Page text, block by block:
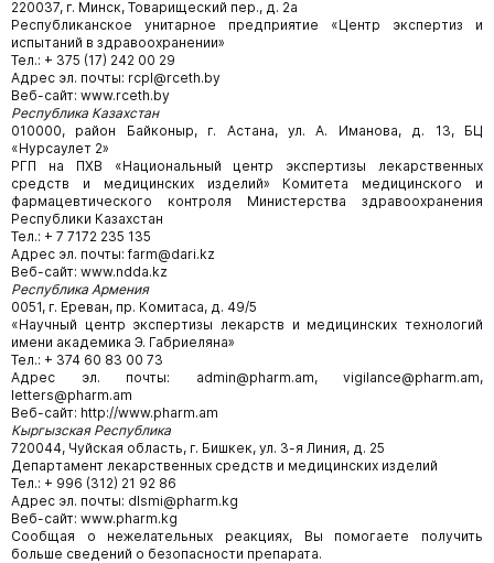
220037, г. Минск, Товарищеский пер., д. 2а
Республиканское унитарное предприятие «Центр экспертиз и
испытаний в здравоохранении»
Тел.: + 375 (17) 242 00 29
Адрес эл. почты: rcpl@rceth.by
Веб-сайт: www.rceth.by
Республика Казахстан
010000, район Байконыр, г. Астана, ул. А. Иманова, д. 13, БЦ
«Нурсаулет 2»
РГП на ПХВ «Национальный центр экспертизы лекарственных
средств и медицинских изделий» Комитета медицинского и
фармацевтического контроля Министерства здравоохранения
Республики Казахстан
Тел.: + 7 7172 235 135
Адрес эл. почты: farm@dari.kz
Веб-сайт: www.ndda.kz
Республика Армения
0051, г. Ереван, пр. Комитаса, д. 49/5
«Научный центр экспертизы лекарств и медицинских технологий
имени академика Э. Габриеляна»
Тел.: + 374 60 83 00 73
Адрес эл. почты: admin@pharm.am, vigilance@pharm.am,
letters@pharm.am
Веб-сайт: http://www.pharm.am
Кыргызская Республика
720044, Чуйская область, г. Бишкек, ул. 3-я Линия, д. 25
Департамент лекарственных средств и медицинских изделий
Тел.: + 996 (312) 21 92 86
Адрес эл. почты: dlsmi@pharm.kg
Веб-сайт: www.pharm.kg
Сообщая о нежелательных реакциях, Вы помогаете получить
больше сведений о безопасности препарата.